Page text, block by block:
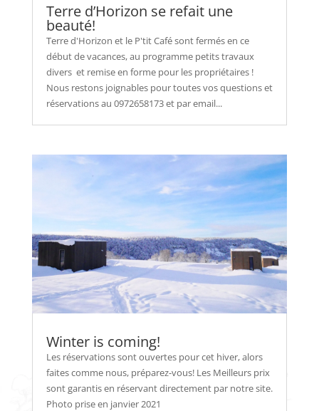
Terre d’Horizon se refait une
beauté!
Terre d'Horizon et le P'tit Café sont fermés en ce
début de vacances, au programme petits travaux
divers et remise en forme pour les propriétaires !
Nous restons joignables pour toutes vos questions et
réservations au 0972658173 et par email...
Winter is coming!
Les réservations sont ouvertes pour cet hiver, alors
faites comme nous, préparez-vous! Les Meilleurs prix
sont garantis en réservant directement par notre site.
Photo prise en janvier 2021